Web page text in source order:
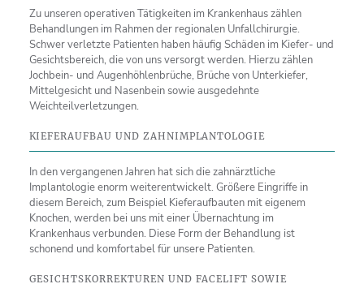
Zu unseren operativen Tätigkeiten im Krankenhaus zählen
Behandlungen im Rahmen der regionalen Unfallchirurgie.
Schwer verletzte Patienten haben häufig Schäden im Kiefer- und
Gesichtsbereich, die von uns versorgt werden. Hierzu zählen
Jochbein- und Augenhöhlenbrüche, Brüche von Unterkiefer,
Mittelgesicht und Nasenbein sowie ausgedehnte
Weichteilverletzungen.
KIEFERAUFBAU UND ZAHNIMPLANTOLOGIE
In den vergangenen Jahren hat sich die zahnärztliche
Implantologie enorm weiterentwickelt. Größere Eingriffe in
diesem Bereich, zum Beispiel Kieferaufbauten mit eigenem
Knochen, werden bei uns mit einer Übernachtung im
Krankenhaus verbunden. Diese Form der Behandlung ist
schonend und komfortabel für unsere Patienten.
GESICHTSKORREKTUREN UND FACELIFT SOWIE